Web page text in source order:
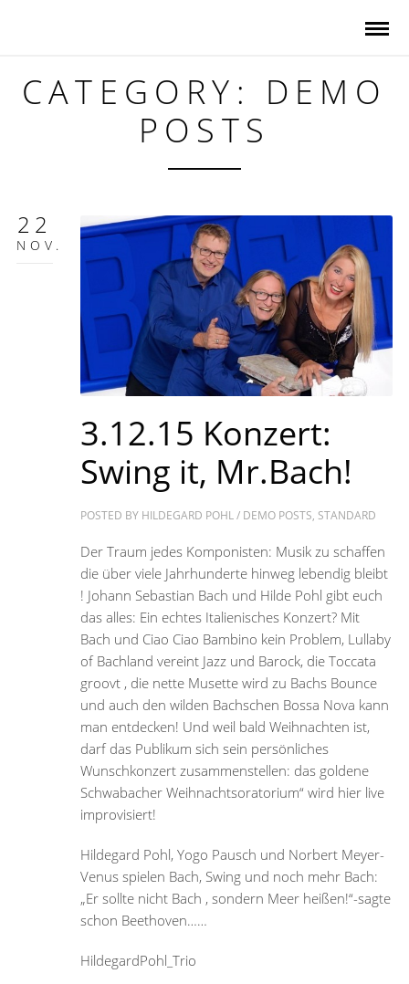
CATEGORY: DEMO
POSTS
22
NOV.
3.12.15 Konzert:
Swing it, Mr.Bach!
POSTED BY HILDEGARD POHL/ DEMO POSTS, STANDARD
Der Traum jedes Komponisten: Musik zu schaffen
die über viele Jahrhunderte hinweg lebendig bleibt
! Johann Sebastian Bach und Hilde Pohl gibt euch
das alles: Ein echtes Italienisches Konzert? Mit
Bach und Ciao Ciao Bambino kein Problem, Lullaby
of Bachland vereint Jazz und Barock, die Toccata
groovt , die nette Musette wird zu Bachs Bounce
und auch den wilden Bachschen Bossa Nova kann
man entdecken! Und weil bald Weihnachten ist,
darf das Publikum sich sein persönliches
Wunschkonzert zusammenstellen: das goldene
Schwabacher Weihnachtsoratorium“ wird hier live
improvisiert!
Hildegard Pohl, Yogo Pausch und Norbert Meyer-
Venus spielen Bach, Swing und noch mehr Bach:
„Er sollte nicht Bach , sondern Meer heißen!“-sagte
schon Beethoven……
HildegardPohl_Trio